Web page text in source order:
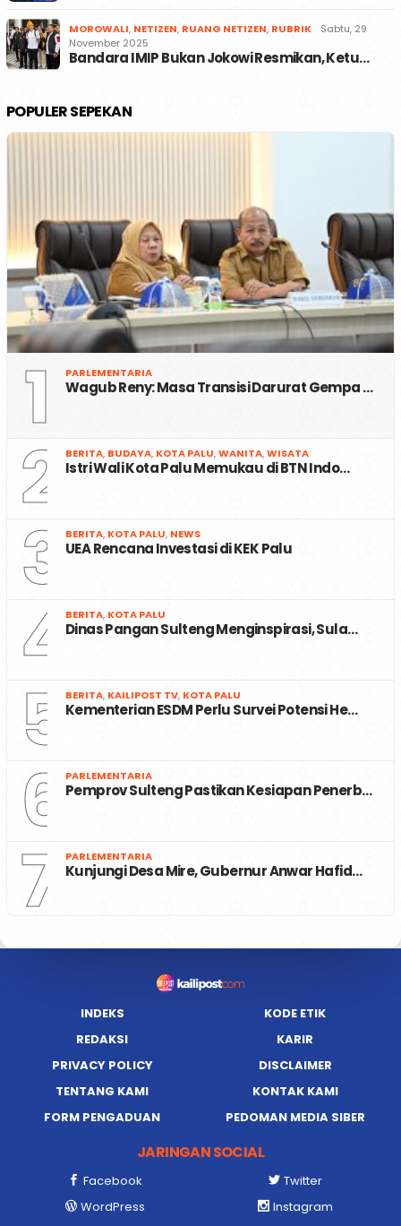
MOROWALI, NETIZEN, RUANG NETIZEN, RUBRIK
Sabtu, 29
November 2025
Bandara IMIP Bukan Jokowi Resmikan, Ketu…
POPULER SEPEKAN
1 PARLEMENTARIA
Wagub Reny: Masa Transisi Darurat Gempa …
2 BERITA, BUDAYA, KOTA PALU,WANITA,WISATA
Istri Wali Kota Palu Memukau di BTN Indo…
3 BERITA, KOTA PALU, NEWS
UEA Rencana Investasi di KEK Palu
4 BERITA, KOTA PALU
Dinas Pangan Sulteng Menginspirasi, Sula…
5 BERITA, KAILIPOST TV, KOTA PALU
Kementerian ESDM Perlu Survei Potensi He…
6 PARLEMENTARIA
Pemprov Sulteng Pastikan Kesiapan Penerb…
7 PARLEMENTARIA
Kunjungi Desa Mire, Gubernur Anwar Hafid…
INDEKS
KODE ETIK
REDAKSI
KARIR
PRIVACY POLICY
DISCLAIMER
TENTANG KAMI
KONTAK KAMI
FORM PENGADUAN
PEDOMAN MEDIA SIBER
JARINGAN SOCIAL
Facebook
Twitter
WordPress
Instagram